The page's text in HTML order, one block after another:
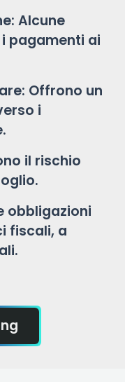
Alcune
pagamenti ai
Offrono un
i
il rischio
obbligazioni
fiscali, a